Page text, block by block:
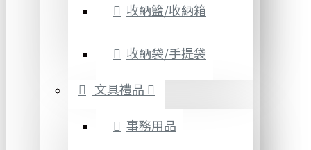
收納籃/收納箱
收納袋/手提袋
文具禮品
事務用品